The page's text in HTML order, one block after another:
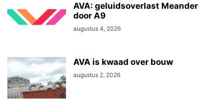
AVA: geluidsoverlast Meander
door A9
augustus 4, 2026
AVA is kwaad over bouw
augustus 2, 2026